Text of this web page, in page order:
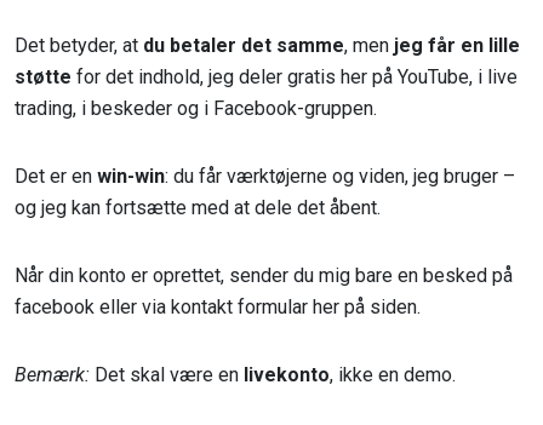
Det betyder, at du betaler det samme, men jeg får en lille
støtte for det indhold, jeg deler gratis her på YouTube, i live
trading, i beskeder og i Facebook-gruppen.
Det er en win-win: du får værktøjerne og viden, jeg bruger –
og jeg kan fortsætte med at dele det åbent.
Når din konto er oprettet, sender du mig bare en besked på
facebook eller via kontakt formular her på siden.
Bemærk: Det skal være en livekonto, ikke en demo.